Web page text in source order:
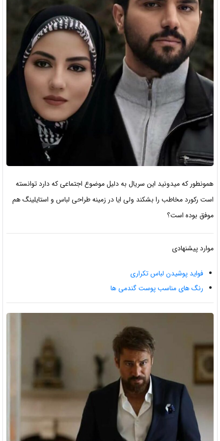
همونطور که میدونید این سریال به دلیل موضوع اجتماعی که دارد توانسته
است رکورد مخاطب را بشکند ولی ایا در زمینه طراحی لباس و استایلینگ هم
موفق بوده است؟
موارد پیشنهادی
فواید پوشیدن لباس تکراری
رنگ های مناسب پوست گندمی ها